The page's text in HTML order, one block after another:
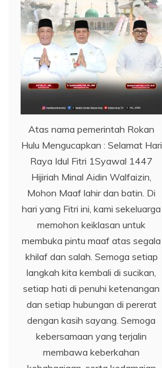
Atas nama pemerintah Rokan
Hulu Mengucapkan : Selamat Hari
Raya Idul Fitri 1Syawal 1447
Hijiriah Minal Aidin Walfaizin,
Mohon Maaf lahir dan batin. Di
hari yang Fitri ini, kami sekeluarga
memohon keiklasan untuk
membuka pintu maaf atas segala
khilaf dan salah. Semoga setiap
langkah kita kembali di sucikan,
setiap hati di penuhi ketenangan
dan setiap hubungan di pererat
dengan kasih sayang. Semoga
kebersamaan yang terjalin
membawa keberkahan